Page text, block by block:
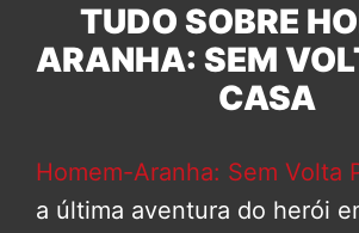
TUDO SOBRE
ARANHA: SEM
CASA
Homem-Aranha: Sem Volta
a última aventura do herói